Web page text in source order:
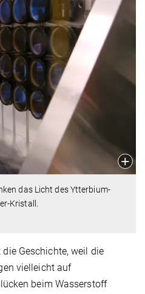
das Licht des Ytterbium-
Kristall.
Geschichte, weil die
vielleicht auf
beim Wasserstoff